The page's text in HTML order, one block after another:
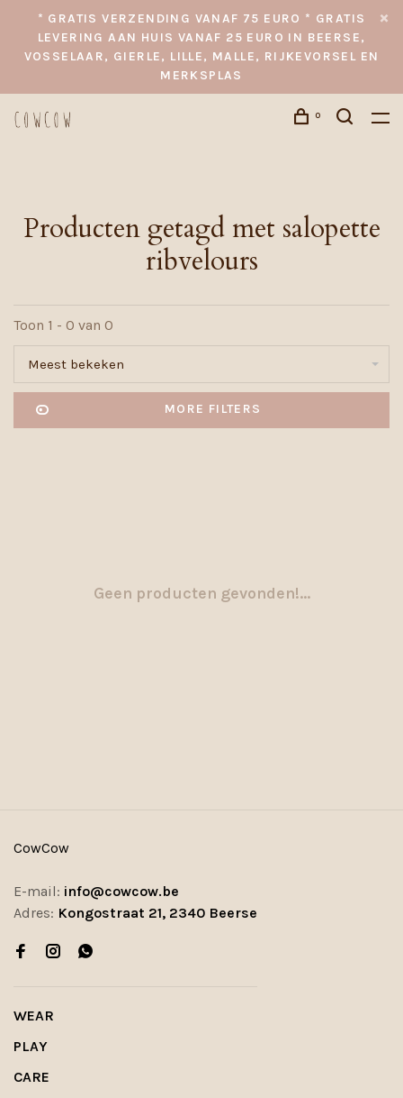
* GRATIS VERZENDING VANAF 75 EURO * GRATIS
LEVERING AAN HUIS VANAF 25 EURO IN BEERSE,
VOSSELAAR, GIERLE, LILLE, MALLE, RIJKEVORSEL EN
MERKSPLAS
0
Producten getagd met salopette
ribvelours
Toon 1 - 0 van 0
Meest bekeken
MORE FILTERS
Geen producten gevonden!...
CowCow
E-mail: info@cowcow.be
Adres: Kongostraat 21, 2340 Beerse
WEAR
PLAY
CARE